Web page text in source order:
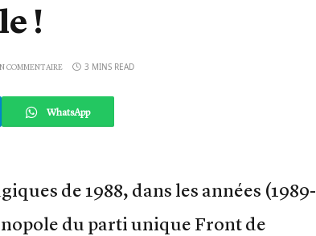
!
COMMENTAIRE 3 MINS READ
WhatsApp
de 1988, dans les années (1989-
du parti unique Front de